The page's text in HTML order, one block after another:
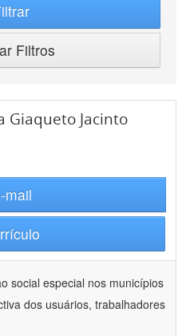
Filtros
Giaqueto Jacinto
mail
social especial nos municípios
dos usuários, trabalhadores